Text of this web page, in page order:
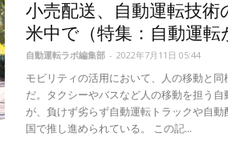
小売配送、自動運転技術
米中で（特集：自動運転
自動運転ラボ編集部 - 2022年7月11日 05:44
モビリティの活用において、人の移動と
だ。タクシーやバスなど人の移動を担う
が、負けず劣らず自動運転トラックや自
国で推し進められている。 この記...